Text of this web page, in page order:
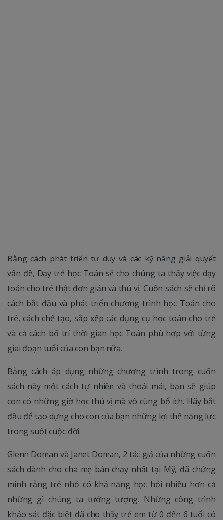
Bằng cách phát triển tư duy và các kỹ năng giải quyết
vấn đề, Dạy trẻ học Toán sẽ cho chúng ta thấy việc dạy
toán cho trẻ thật đơn giản và thú vị. Cuốn sách sẽ chỉ rõ
cách bắt đầu và phát triển chương trình học Toán cho
trẻ, cách chế tạo, sắp xếp các dụng cụ học toán cho trẻ
và cả cách bố trí thời gian học Toán phù hợp với từng
giai đoạn tuổi của con bạn nữa.
Bằng cách áp dụng những chương trình trong cuốn
sách này một cách tự nhiên và thoải mái, bạn sẽ giúp
con có những giờ học thú vị mà vô cùng bổ ích. Hãy bắt
đầu để tạo dựng cho con của bạn những lợi thế năng lực
trong suốt cuộc đời.
Glenn Doman và Janet Doman, 2 tác giả của những cuốn
sách dành cho cha mẹ bán chạy nhất tại Mỹ, đã chứng
minh rằng trẻ nhỏ có khả năng học hỏi nhiều hơn cả
những gì chúng ta tưởng tượng. Những công trình
khảo sát đặc biệt đã cho thấy trẻ em từ 0 đến 6 tuổi có